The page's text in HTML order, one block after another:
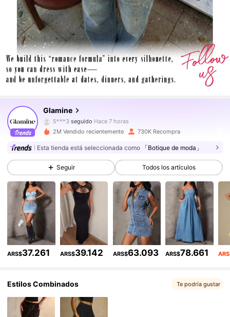
Glamine
4,86 554K Seguidores
5***3 seguido Hace 7 horas
4,86
554K Seguidores
4,86 554K Seguidores
4,86 554K Seguidores
4,86 554K Seguidores
554K Seguidores
4,86 554K Seguidores
554K Seguidores
2M Vendido recientemente 730K Recompra
Esta tienda está seleccionada como 「Botique de moda」
Seguir Todos los artículos
ARS$37.261 ARS$39.142 ARS$63.093 ARS$78.661
Estilos Combinados Te podría gustar